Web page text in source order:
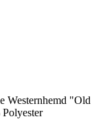
Westernhemd "Old